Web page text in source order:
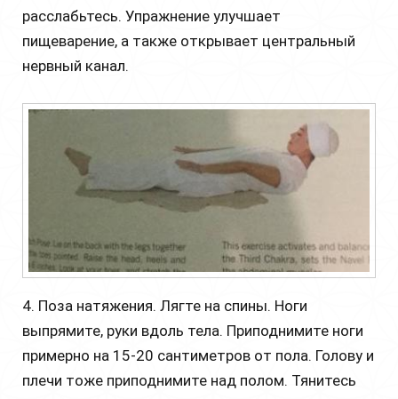
расслабьтесь. Упражнение улучшает
пищеварение, а также открывает центральный
нервный канал.
4. Поза натяжения. Лягте на спины. Ноги
выпрямите, руки вдоль тела. Приподнимите ноги
примерно на 15-20 сантиметров от пола. Голову и
плечи тоже приподнимите над полом. Тянитесь